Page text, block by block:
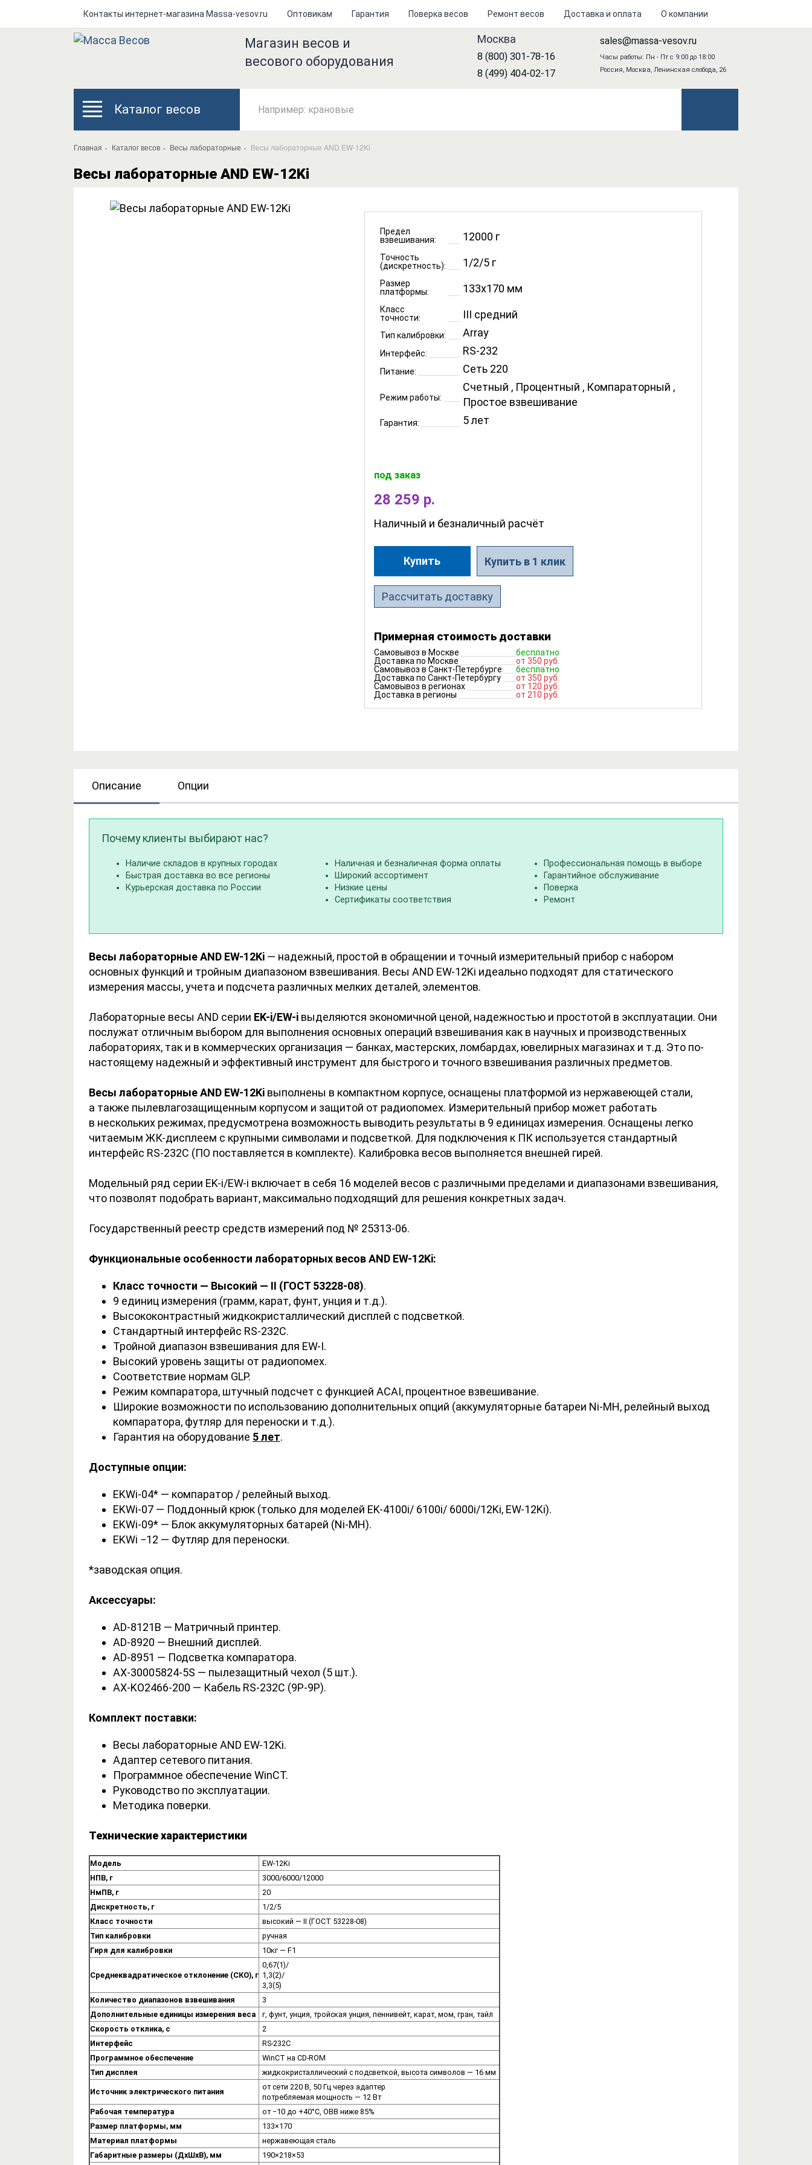
Контакты интернет-магазина Мassa-vesov.ru Оптовикам Гарантия Поверка весов Ремонт весов Доставка и оплата О компании
Магазин весов и
весового оборудования
Москва
8 (800) 301-78-16
8 (499) 404-02-17
sales@massa-vesov.ru
Часы работы: Пн - Пт с 9:00 до 18:00
Россия, Москва, Ленинская слобода, 26
Каталог весов
Главная Каталог весов Весы лабораторные Весы лабораторные AND EW-12Ki
Весы лабораторные AND EW-12Ki
Предел
взвешивания:
12000 г
Точность
(дискретность):
1/2/5 г
Размер
платформы:
133x170 мм
Класс
точности:
III средний
Тип калибровки: Array
Интерфейс: RS-232
Питание: Сеть 220
Режим работы:
Счетный , Процентный , Компараторный ,
Простое взвешивание
Гарантия: 5 лет
под заказ
28 259 р.
Наличный и безналичный расчёт
Купить Купить в 1 клик
Рассчитать доставку
Примерная стоимость доставки
Самовывоз в Москве
бесплатно
Доставка по Москве
от 350 руб.
Самовывоз в Санкт-Петербурге
бесплатно
Доставка по Санкт-Петербургу
от 350 руб.
Самовывоз в регионах
от 120 руб.
Доставка в регионы
от 210 руб.
Описание Опции
Почему клиенты выбирают нас?
Наличие складов в крупных городах
Быстрая доставка во все регионы
Курьерская доставка по России
Наличная и безналичная форма оплаты
Широкий ассортимент
Низкие цены
Сертификаты соответствия
Профессиональная помощь в выборе
Гарантийное обслуживание
Поверка
Ремонт
Весы лабораторные AND EW-12Ki — надежный, простой в обращении и точный измерительный прибор с набором
основных функций и тройным диапазоном взвешивания. Весы AND EW-12Ki идеально подходят для статического
измерения массы, учета и подсчета различных мелких деталей, элементов.
Лабораторные весы AND серии EK-i/EW-i выделяются экономичной ценой, надежностью и простотой в эксплуатации. Они
послужат отличным выбором для выполнения основных операций взвешивания как в научных и производственных
лабораториях, так и в коммерческих организация — банках, мастерских, ломбардах, ювелирных магазинах и т.д. Это по-
настоящему надежный и эффективный инструмент для быстрого и точного взвешивания различных предметов.
Весы лабораторные AND EW-12Ki выполнены в компактном корпусе, оснащены платформой из нержавеющей стали,
а также пылевлагозащищенным корпусом и защитой от радиопомех. Измерительный прибор может работать
в нескольких режимах, предусмотрена возможность выводить результаты в 9 единицах измерения. Оснащены легко
читаемым ЖК-дисплеем с крупными символами и подсветкой. Для подключения к ПК используется стандартный
интерфейс RS-232C (ПО поставляется в комплекте). Калибровка весов выполняется внешней гирей.
Модельный ряд серии EK-i/EW-i включает в себя 16 моделей весов с различными пределами и диапазонами взвешивания,
что позволят подобрать вариант, максимально подходящий для решения конкретных задач.
Государственный реестр средств измерений под № 25313-06.
Функциональные особенности лабораторных весов AND EW-12Ki:
Класс точности — Высокий — II (ГОСТ 53228-08).
9 единиц измерения (грамм, карат, фунт, унция и т.д.).
Высококонтрастный жидкокристаллический дисплей с подсветкой.
Стандартный интерфейс RS-232C.
Тройной диапазон взвешивания для EW-I.
Высокий уровень защиты от радиопомех.
Соответствие нормам GLP.
Режим компаратора, штучный подсчет с функцией ACAI, процентное взвешивание.
Широкие возможности по использованию дополнительных опций (аккумуляторные батареи Ni-MH, релейный выход
компаратора, футляр для переноски и т.д.).
Гарантия на оборудование 5 лет.
Доступные опции:
EKWi-04* — компаратор / релейный выход.
EKWi-07 — Поддонный крюк (только для моделей EK-4100i/ 6100i/ 6000i/12Ki, EW-12Ki).
EKWi-09* — Блок аккумуляторных батарей (Ni-MH).
EKWi −12 — Футляр для переноски.
*заводская опция.
Аксессуары:
AD-8121B — Матричный принтер.
AD-8920 — Внешний дисплей.
AD-8951 — Подсветка компаратора.
AX-30005824-5S — пылезащитный чехол (5 шт.).
AX-KO2466-200 — Кабель RS-232C (9P-9P).
Комплект поставки:
Весы лабораторные AND EW-12Ki.
Адаптер сетевого питания.
Программное обеспечение WinCT.
Руководство по эксплуатации.
Методика поверки.
Технические характеристики
Модель
EW-12Ki
НПВ, г
3000/6000/12000
НмПВ, г
20
Дискретность, г
1/2/5
Класс точности
высокий — II (ГОСТ 53228-08)
Тип калибровки
ручная
Гиря для калибровки
10кг — F1
Среднеквадратическое отклонение (СКО), г
0,67(1)/
1,3(2)/
3,3(5)
Количество диапазонов взвешивания
3
Дополнительные единицы измерения веса
г, фунт, унция, тройская унция, пеннивейт, карат, мом, гран, тайл
Скорость отклика, с
2
Интерфейс
RS-232C
Программное обеспечение
WinCT на CD-ROM
Тип дисплея
жидкокристаллический с подсветкой, высота символов — 16 мм
Источник электрического питания
от сети 220 В, 50 Гц через адаптер
потребляемая мощность — 12 Вт
Рабочая температура
от −10 до +40°C, ОВВ ниже 85%
Размер платформы, мм
133×170
Материал платформы
нержавеющая сталь
Габаритные размеры (ДхШхВ), мм
190×218×53